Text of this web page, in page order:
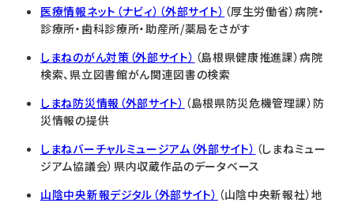
医療情報ネット（ナビィ）（外部サイト） （厚生労働省）病院・
診療所・歯科診療所・助産所/薬局をさがす
しまねのがん対策（外部サイト） （島根県健康推進課）病院
検索、県立図書館がん関連図書の検索
しまね防災情報（外部サイト） （島根県防災危機管理課）防
災情報の提供
しまねバーチャルミュージアム（外部サイト） （しまねミュー
ジアム協議会）県内収蔵作品のデータベース
山陰中央新報デジタル（外部サイト） （山陰中央新報社）地